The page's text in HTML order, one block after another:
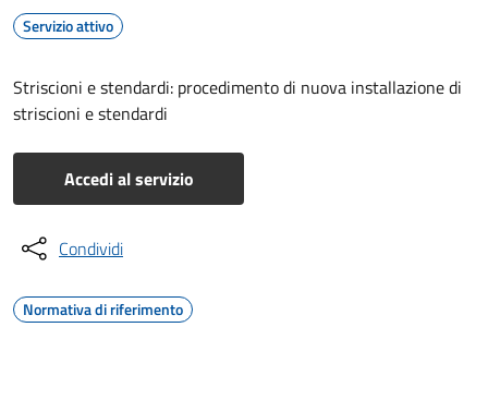
Servizio attivo
Striscioni e stendardi: procedimento di nuova installazione di
striscioni e stendardi
Accedi al servizio
Condividi
Normativa di riferimento